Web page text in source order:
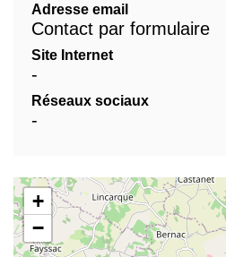
Adresse email
Contact par formulaire
Site Internet
-
Réseaux sociaux
-
+
−